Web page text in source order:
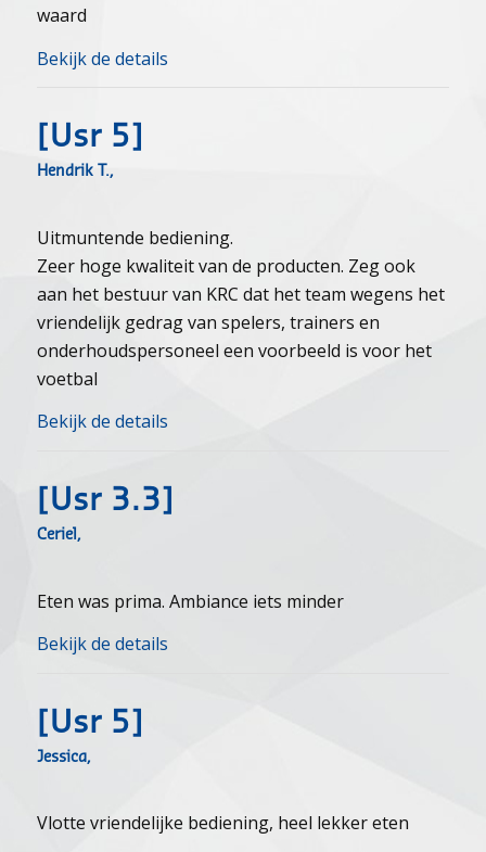
waard
Bekijk de details
[usr 5]
Hendrik T.,
Uitmuntende bediening.
Zeer hoge kwaliteit van de producten. Zeg ook
aan het bestuur van KRC dat het team wegens het
vriendelijk gedrag van spelers, trainers en
onderhoudspersoneel een voorbeeld is voor het
voetbal
Bekijk de details
[usr 3.3]
Ceriel,
Eten was prima. Ambiance iets minder
Bekijk de details
[usr 5]
Jessica,
Vlotte vriendelijke bediening, heel lekker eten